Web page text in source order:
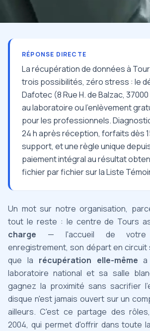
RÉPONSE DIRECTE
La récupération de données à
trois possibilités, zéro stress : le
Dafotec (8 Rue H. de Balzac,
au laboratoire ou l'enlèvement
pour les professionnels.
24 h après réception, forfaits dès
support, et une règle unique
paiement intégral au résultat
fichier par fichier sur la Liste
Un mot sur notre organisation,
tout le reste : le centre de Tours
charge — l'accueil de votre
enregistrement, son départ en
que la récupération elle-même
laboratoire national et sa salle
gagnez la proximité sans sacrifier
disque n'est jamais ouvert sur un
ailleurs. C'est ce partage des
2004, qui permet d'offrir dans toute